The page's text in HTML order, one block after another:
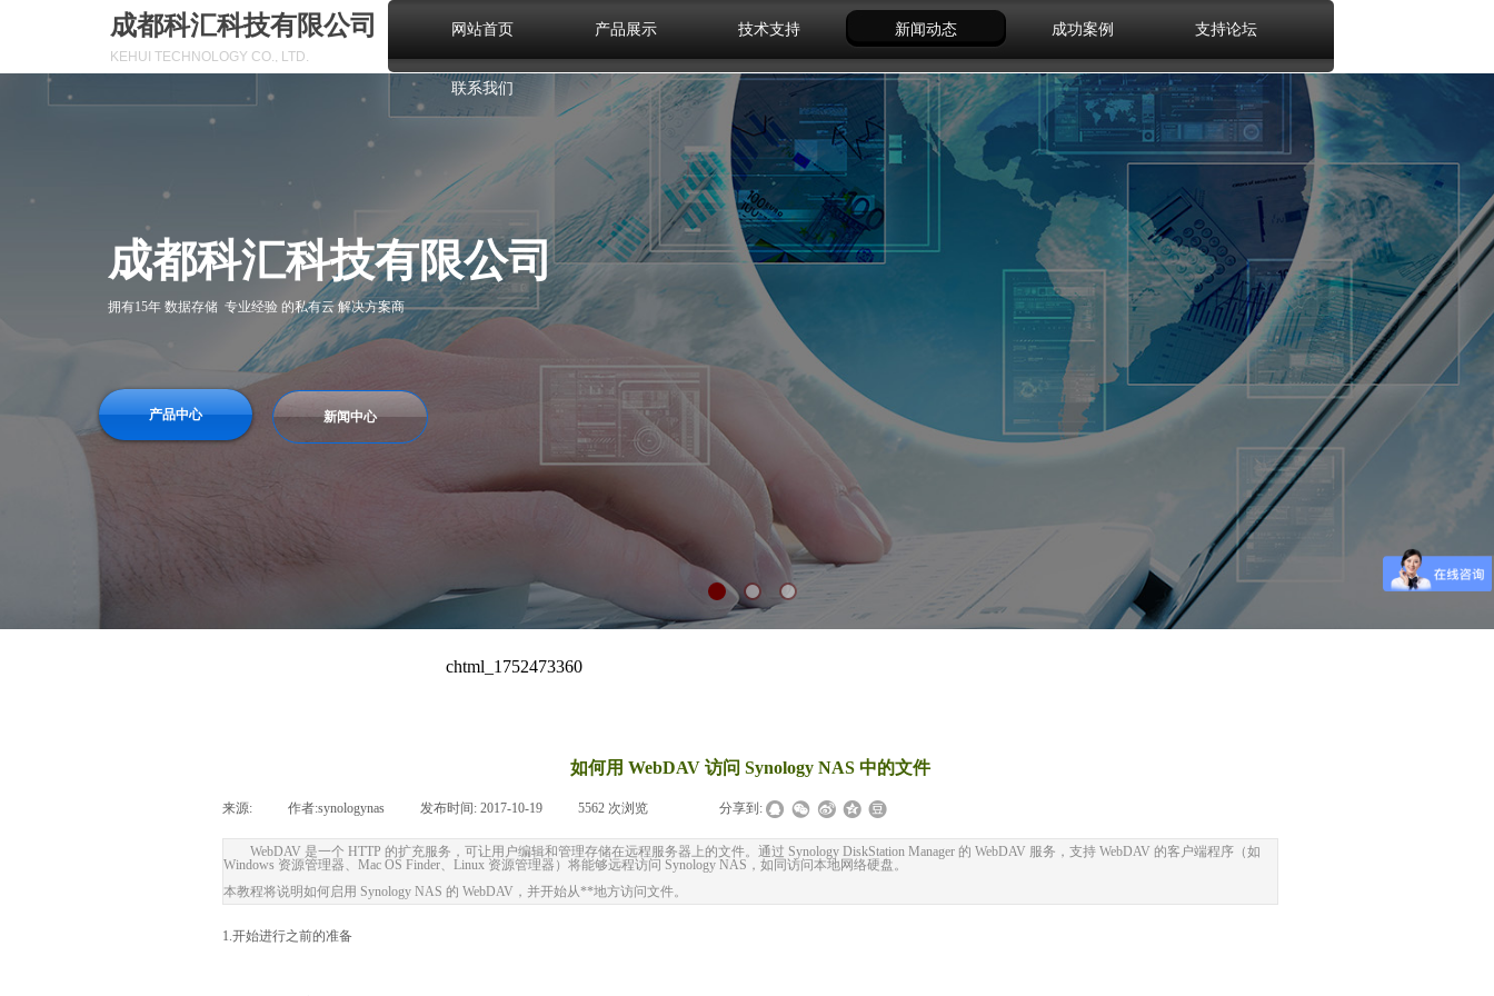
网站首页 产品展示 技术支持 新闻动态 成功案例 支持论坛
联系我们
成都科汇科技有限公司
KEHUI TECHNOLOGY CO., LTD.
成都科汇科技有限公司
拥有15年 数据存储 专业经验 的私有云 解决方案商
产品中心 新闻中心
如何用 WebDAV 访问 Synology NAS 中的文件
来源: 作者:synologynas 发布时间: 2017-10-19 5562 次浏览 分享到:
WebDAV 是一个 HTTP 的扩充服务，可让用户编辑和管理存储在远程服务器上的文件。通过 Synology DiskStation Manager 的 WebDAV 服务，支持 WebDAV 的客户端程序（如
Windows 资源管理器、Mac OS Finder、Linux 资源管理器）将能够远程访问 Synology NAS，如同访问本地网络硬盘。
本教程将说明如何启用 Synology NAS 的 WebDAV，并开始从**地方访问文件。
1.开始进行之前的准备